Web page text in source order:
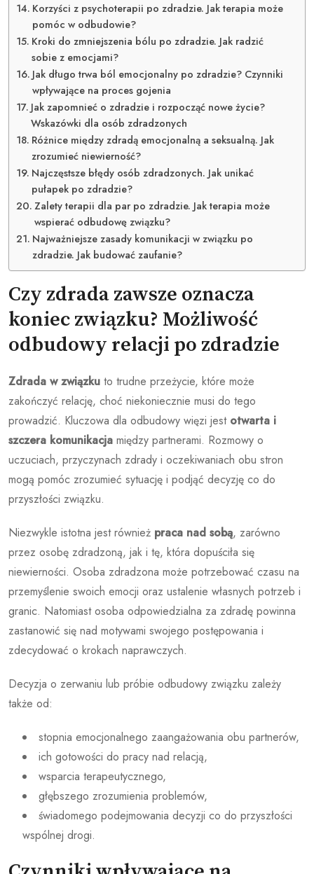
Korzyści z psychoterapii po zdradzie. Jak terapia może
pomóc w odbudowie?
Kroki do zmniejszenia bólu po zdradzie. Jak radzić
sobie z emocjami?
Jak długo trwa ból emocjonalny po zdradzie? Czynniki
wpływające na proces gojenia
Jak zapomnieć o zdradzie i rozpocząć nowe życie?
Wskazówki dla osób zdradzonych
Różnice między zdradą emocjonalną a seksualną. Jak
zrozumieć niewierność?
Najczęstsze błędy osób zdradzonych. Jak unikać
pułapek po zdradzie?
Zalety terapii dla par po zdradzie. Jak terapia może
wspierać odbudowę związku?
Najważniejsze zasady komunikacji w związku po
zdradzie. Jak budować zaufanie?
Czy zdrada zawsze oznacza
koniec związku? Możliwość
odbudowy relacji po zdradzie
Zdrada w związku to trudne przeżycie, które może
zakończyć relację, choć niekoniecznie musi do tego
prowadzić. Kluczowa dla odbudowy więzi jest otwarta i
szczera komunikacja między partnerami. Rozmowy o
uczuciach, przyczynach zdrady i oczekiwaniach obu stron
mogą pomóc zrozumieć sytuację i podjąć decyzję co do
przyszłości związku.
Niezwykle istotna jest również praca nad sobą, zarówno
przez osobę zdradzoną, jak i tę, która dopuściła się
niewierności. Osoba zdradzona może potrzebować czasu na
przemyślenie swoich emocji oraz ustalenie własnych potrzeb i
granic. Natomiast osoba odpowiedzialna za zdradę powinna
zastanowić się nad motywami swojego postępowania i
zdecydować o krokach naprawczych.
Decyzja o zerwaniu lub próbie odbudowy związku zależy
także od:
stopnia emocjonalnego zaangażowania obu partnerów,
ich gotowości do pracy nad relacją,
wsparcia terapeutycznego,
głębszego zrozumienia problemów,
świadomego podejmowania decyzji co do przyszłości
wspólnej drogi.